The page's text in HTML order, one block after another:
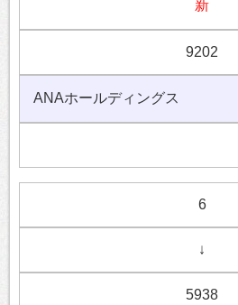
新
9202
ANAホールディングス
6
↓
5938